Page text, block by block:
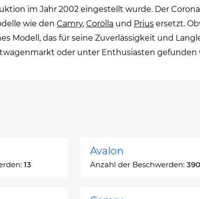
im Jahr 2002 eingestellt wurde. Der
wie den Camry, Corolla und Prius ersetzt.
Modell, das für seine Zuverlässigkeit und
oder unter Enthusiasten gefunden
13
Avalon
Anzahl der Beschwerden: